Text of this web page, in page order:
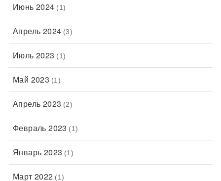
Июнь 2024 (1)
Апрель 2024 (3)
Июль 2023 (1)
Май 2023 (1)
Апрель 2023 (2)
Февраль 2023 (1)
Январь 2023 (1)
Март 2022 (1)